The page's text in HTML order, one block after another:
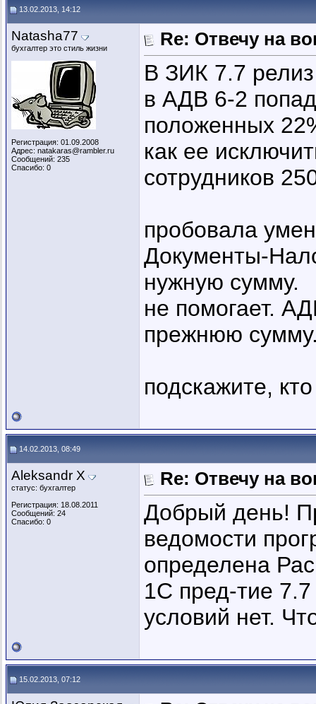
13.02.2013, 14:12
Natasha77
бухгалтер это стиль жизни
Регистрация: 01.09.2008
Адрес: natakaras@rambler.ru
Сообщений: 235
Спасибо: 0
Re: Отвечу на
В ЗИК 7.7
в АДВ 6-2
положенных
как ее
сотрудников
пробовала
Документы-
нужную сумму.
не помогает.
прежнюю
подскажите,
14.02.2013, 08:49
Aleksandr X
статус: бухгалтер
Регистрация: 18.08.2011
Сообщений: 24
Спасибо: 0
Re: Отвечу на
Добрый день!
ведомости
определена
1С пред-тие
условий нет.
15.02.2013, 07:12